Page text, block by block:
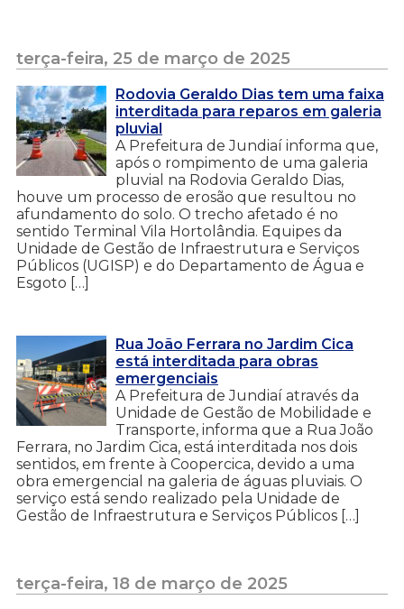
terça-feira, 25 de março de 2025
Rodovia Geraldo Dias tem uma faixa
interditada para reparos em galeria
pluvial
A Prefeitura de Jundiaí informa que,
após o rompimento de uma galeria
pluvial na Rodovia Geraldo Dias,
houve um processo de erosão que resultou no
afundamento do solo. O trecho afetado é no
sentido Terminal Vila Hortolândia. Equipes da
Unidade de Gestão de Infraestrutura e Serviços
Públicos (UGISP) e do Departamento de Água e
Esgoto […]
Rua João Ferrara no Jardim Cica
está interditada para obras
emergenciais
A Prefeitura de Jundiaí através da
Unidade de Gestão de Mobilidade e
Transporte, informa que a Rua João
Ferrara, no Jardim Cica, está interditada nos dois
sentidos, em frente à Coopercica, devido a uma
obra emergencial na galeria de águas pluviais. O
serviço está sendo realizado pela Unidade de
Gestão de Infraestrutura e Serviços Públicos […]
terça-feira, 18 de março de 2025